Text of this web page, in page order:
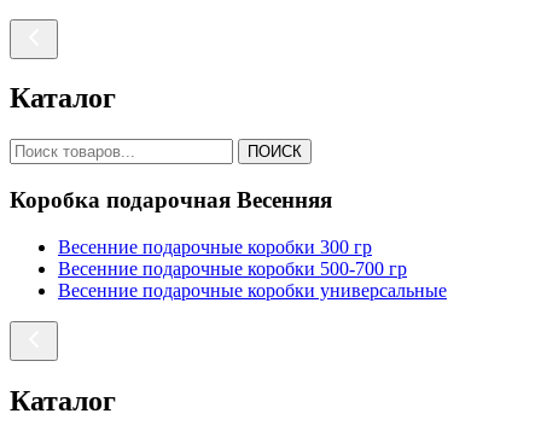
Каталог
ПОИСК
Коробка подарочная Весенняя
Весенние подарочные коробки 300 гр
Весенние подарочные коробки 500-700 гр
Весенние подарочные коробки универсальные
Каталог